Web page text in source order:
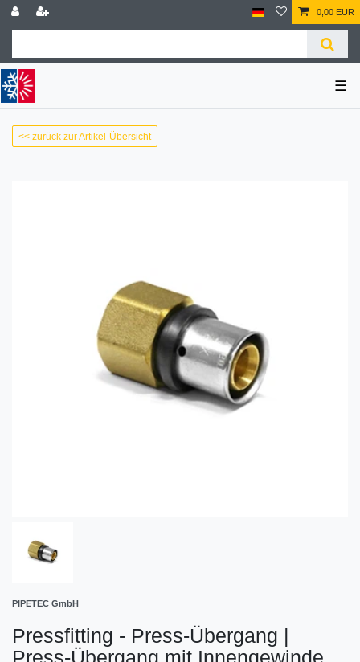
0,00 EUR
☰
<< zurück zur Artikel-Übersicht
PIPETEC GmbH
Pressfitting - Press-Übergang |
Press-Übergang mit Innengewinde